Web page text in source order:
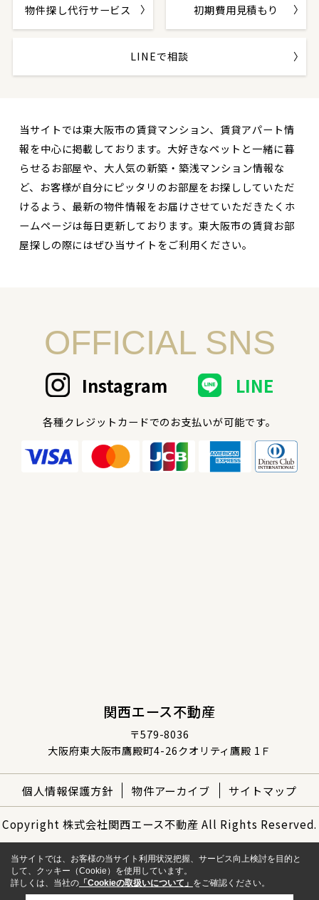
物件探し代行サービス 初期費用見積もり
LINEで相談
当サイトでは東大阪市の賃貸マンション、賃貸アパート情
報を中心に掲載しております。大好きなペットと一緒に暮
らせるお部屋や、大人気の新築・築浅マンション情報な
ど、お客様が自分にピッタリのお部屋をお探ししていただ
けるよう、最新の物件情報をお届けさせていただきたくホ
ームページは毎日更新しております。東大阪市の賃貸お部
屋探しの際にはぜひ当サイトをご利用ください。
OFFICIAL SNS
Instagram LINE
各種クレジットカードでのお支払いが可能です。
関西エース不動産
〒579-8036
大阪府東大阪市鷹殿町4-26クオリティ鷹殿 1Ｆ
個人情報保護方針 物件アーカイブ サイトマップ
Copyright 株式会社関西エース不動産 All Rights Reserved.
当サイトでは、お客様の当サイト利用状況把握、サービス向上検討を目的と
して、クッキー（Cookie）を使用しています。
詳しくは、当社の 「Cookieの取扱いについて」 をご確認ください。